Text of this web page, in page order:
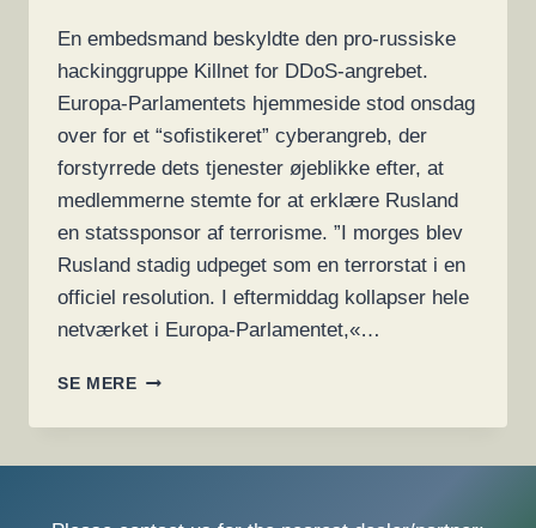
En embedsmand beskyldte den pro-russiske
hackinggruppe Killnet for DDoS-angrebet.
Europa-Parlamentets hjemmeside stod onsdag
over for et “sofistikeret” cyberangreb, der
forstyrrede dets tjenester øjeblikke efter, at
medlemmerne stemte for at erklære Rusland
en statssponsor af terrorisme. ”I morges blev
Rusland stadig udpeget som en terrorstat i en
officiel resolution. I eftermiddag kollapser hele
netværket i Europa-Parlamentet,«…
SE MEREEUROPA-
RAMT